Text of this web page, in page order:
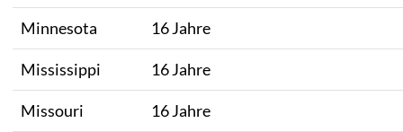
Minnesota 16 Jahre
Mississippi 16 Jahre
Missouri 16 Jahre